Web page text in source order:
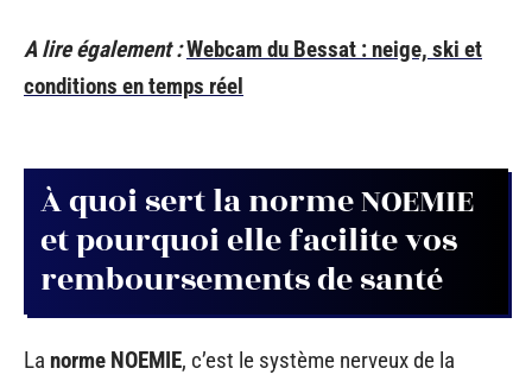
A lire également :Webcam du Bessat : neige, ski et
conditions en temps réel
À quoi sert la norme NOEMIE
et pourquoi elle facilite vos
remboursements de santé
La norme NOEMIE, c’est le système nerveux de la